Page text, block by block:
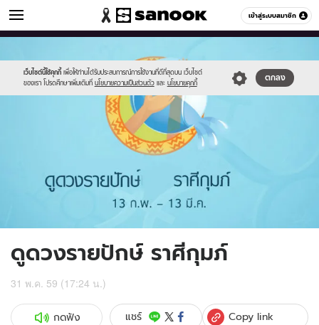
เข้าสู่ระบบสมาชิก
ดูดวง หมวดอื่นๆ
เว็บไซต์นี้ใช้คุกกี้ เพื่อให้ท่านได้รับประสบการณ์การใช้งานที่ดีที่สุดบน เว็บไซต์
ของเรา โปรดศึกษาเพิ่มเติมที่ นโยบายความเป็นส่วนตัว และ นโยบายคุกกี้
ตกลง
new-
sanook.png
ดูดวงรายปักษ์ ราศีกุมภ์
31 พ.ค. 59 (17:24 น.)
กดฟัง แชร์ Copy link